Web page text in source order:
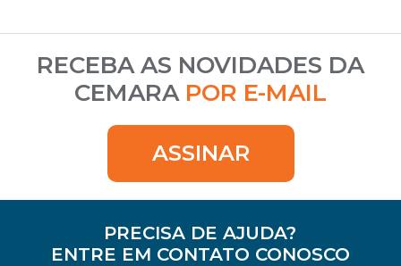
RECEBA AS NOVIDADES DA
CEMARA POR E-MAIL
ASSINAR
PRECISA DE AJUDA?
ENTRE EM CONTATO CONOSCO